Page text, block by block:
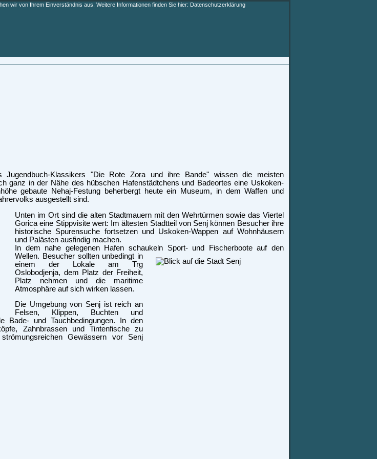
wir von Ihrem Einverständnis aus. Weitere Informationen finden Sie hier: Datenschutzerklärung
Jugendbuch-Klassikers "Die Rote Zora und ihre Bande" wissen die meisten
ganz in der Nähe des hübschen Hafenstädtchens und Badeortes eine Uskoken-
gebaute Nehaj-Festung beherbergt heute ein Museum, in dem Waffen und
ausgestellt sind.
Unten im Ort sind die alten Stadtmauern mit den Wehrtürmen sowie das Viertel
Gorica eine Stippvisite wert: Im ältesten Stadtteil von Senj können Besucher ihre
historische Spurensuche fortsetzen und Uskoken-Wappen auf Wohnhäusern
und Palästen ausfindig machen.
In dem nahe gelegenen Hafen schaukeln Sport- und
Fischerboote auf den
Wellen. Besucher sollten unbedingt in
einem der Lokale am Trg
Oslobodjenja, dem Platz der Freiheit,
Platz nehmen und die maritime
Atmosphäre auf sich wirken lassen.
Die Umgebung von Senj ist reich an
Felsen, Klippen, Buchten und
Bade- und Tauchbedingungen. In den
Zahnbrassen und Tintenfische zu
Gewässern vor Senj